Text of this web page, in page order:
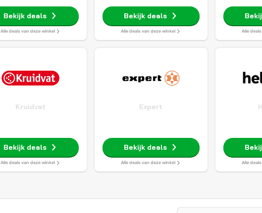
Bekijk deals
Alle deals van deze winkel
Bekijk deals
Alle deals van deze winkel Alle
Kruidvat
Bekijk deals
Alle deals van deze winkel
Expert
Bekijk deals
Alle deals van deze winkel Alle